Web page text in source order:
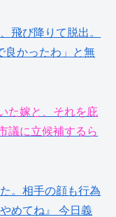
飛び降りて脱出。
良かったわ」と無
た嫁と、それを庇
議に立候補するら
。相手の顔も行為
めてね』 今日義